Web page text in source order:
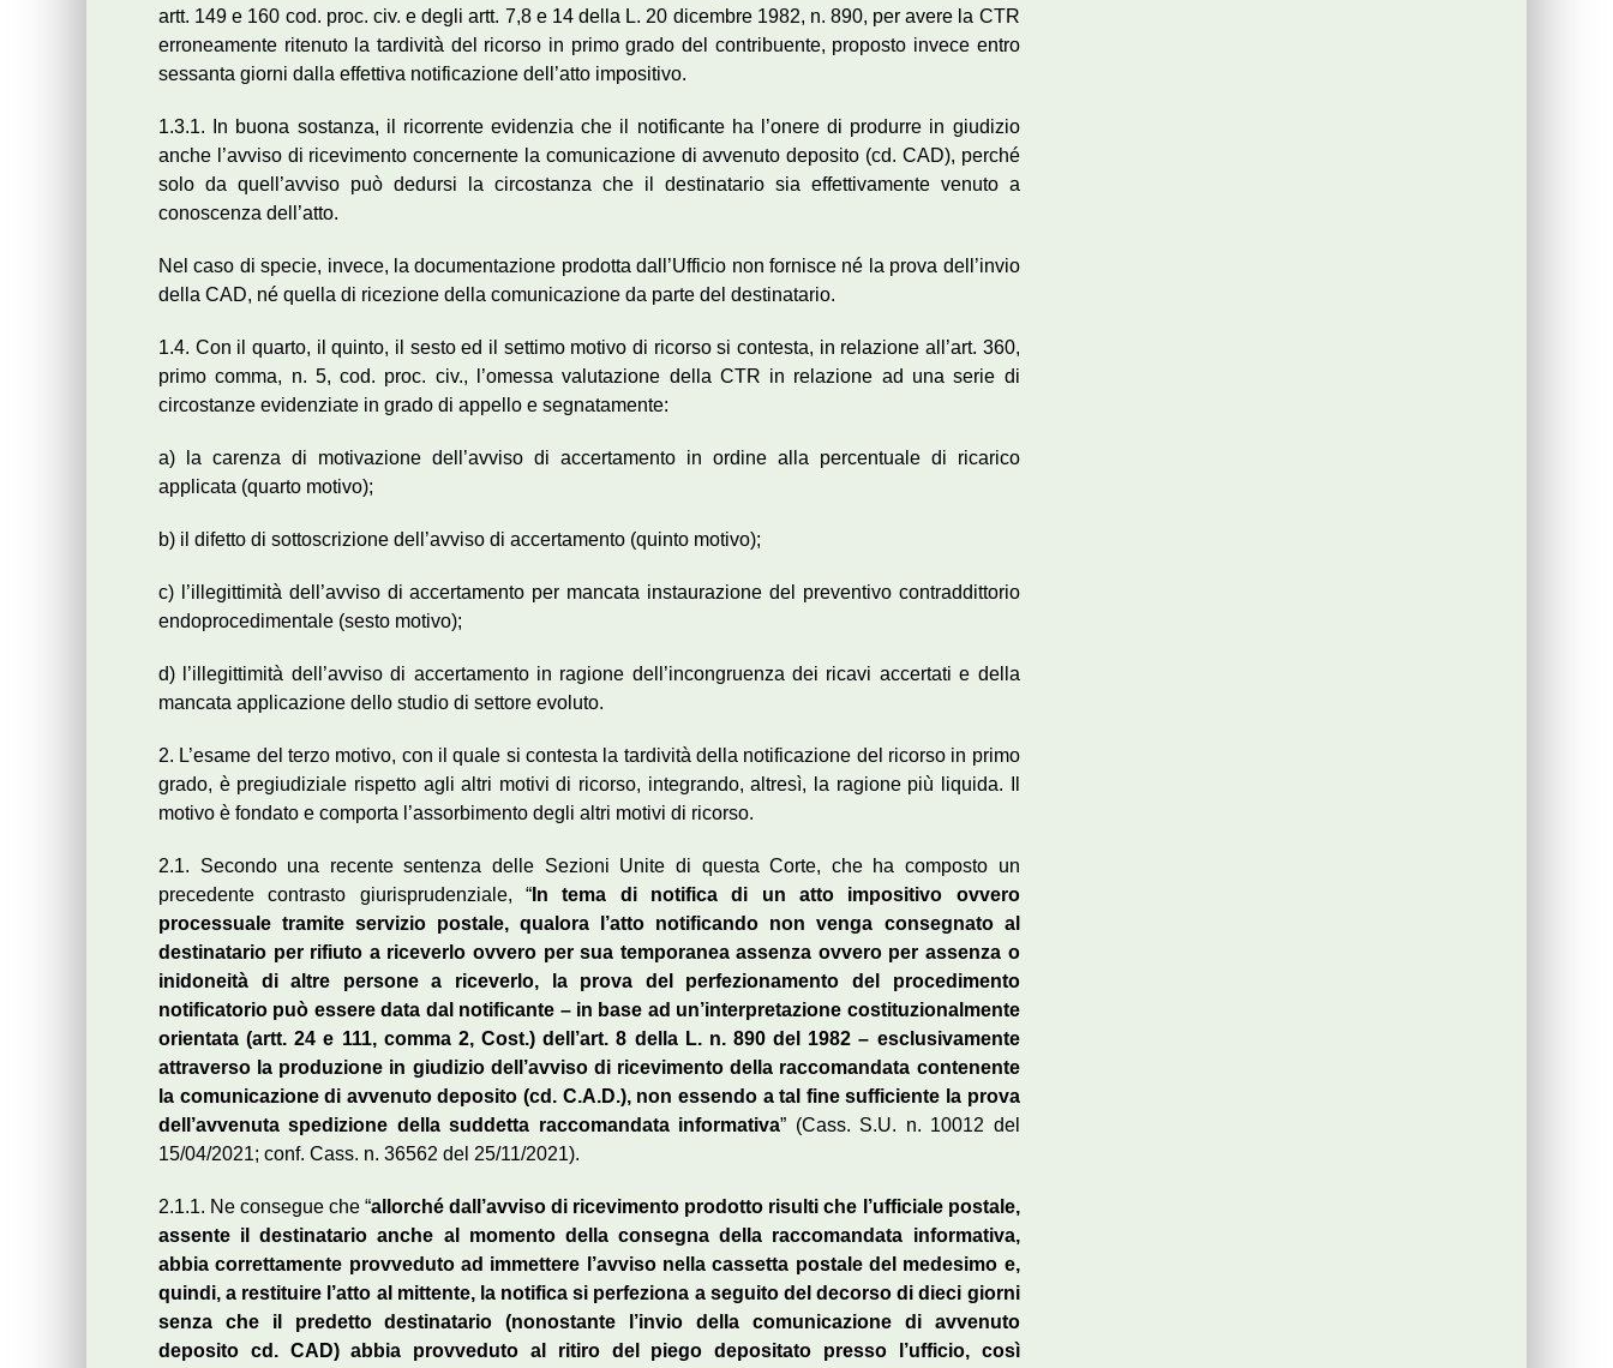
artt. 149 e 160 cod. proc. civ. e degli artt. 7,8 e 14 della L. 20 dicembre 1982, n. 890, per avere la CTR
erroneamente ritenuto la tardività del ricorso in primo grado del contribuente, proposto invece entro
sessanta giorni dalla effettiva notificazione dell’atto impositivo.
1.3.1. In buona sostanza, il ricorrente evidenzia che il notificante ha l’onere di produrre in giudizio
anche l’avviso di ricevimento concernente la comunicazione di avvenuto deposito (cd. CAD), perché
solo da quell’avviso può dedursi la circostanza che il destinatario sia effettivamente venuto a
conoscenza dell’atto.
Nel caso di specie, invece, la documentazione prodotta dall’Ufficio non fornisce né la prova dell’invio
della CAD, né quella di ricezione della comunicazione da parte del destinatario.
1.4. Con il quarto, il quinto, il sesto ed il settimo motivo di ricorso si contesta, in relazione all’art. 360,
primo comma, n. 5, cod. proc. civ., l’omessa valutazione della CTR in relazione ad una serie di
circostanze evidenziate in grado di appello e segnatamente:
a) la carenza di motivazione dell’avviso di accertamento in ordine alla percentuale di ricarico
applicata (quarto motivo);
b) il difetto di sottoscrizione dell’avviso di accertamento (quinto motivo);
c) l’illegittimità dell’avviso di accertamento per mancata instaurazione del preventivo contraddittorio
endoprocedimentale (sesto motivo);
d) l’illegittimità dell’avviso di accertamento in ragione dell’incongruenza dei ricavi accertati e della
mancata applicazione dello studio di settore evoluto.
2. L’esame del terzo motivo, con il quale si contesta la tardività della notificazione del ricorso in primo
grado, è pregiudiziale rispetto agli altri motivi di ricorso, integrando, altresì, la ragione più liquida. Il
motivo è fondato e comporta l’assorbimento degli altri motivi di ricorso.
2.1. Secondo una recente sentenza delle Sezioni Unite di questa Corte, che ha composto un
precedente contrasto giurisprudenziale, “In tema di notifica di un atto impositivo ovvero
processuale tramite servizio postale, qualora l’atto notificando non venga consegnato al
destinatario per rifiuto a riceverlo ovvero per sua temporanea assenza ovvero per assenza o
inidoneità di altre persone a riceverlo, la prova del perfezionamento del procedimento
notificatorio può essere data dal notificante – in base ad un’interpretazione costituzionalmente
orientata (artt. 24 e 111, comma 2, Cost.) dell’art. 8 della L. n. 890 del 1982 – esclusivamente
attraverso la produzione in giudizio dell’avviso di ricevimento della raccomandata contenente
la comunicazione di avvenuto deposito (cd. C.A.D.), non essendo a tal fine sufficiente la prova
dell’avvenuta spedizione della suddetta raccomandata informativa” (Cass. S.U. n. 10012 del
15/04/2021; conf. Cass. n. 36562 del 25/11/2021).
2.1.1. Ne consegue che “allorché dall’avviso di ricevimento prodotto risulti che l’ufficiale postale,
assente il destinatario anche al momento della consegna della raccomandata informativa,
abbia correttamente provveduto ad immettere l’avviso nella cassetta postale del medesimo e,
quindi, a restituire l’atto al mittente, la notifica si perfeziona a seguito del decorso di dieci giorni
senza che il predetto destinatario (nonostante l’invio della comunicazione di avvenuto
deposito cd. CAD) abbia provveduto al ritiro del piego depositato presso l’ufficio, così